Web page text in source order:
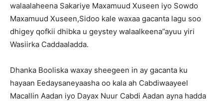
walaalaheena Sakariye Maxamuud Xuseen iyo Sowdo
Maxamuud Xuseen,Sidoo kale waxaa gacanta lagu soo
dhigey qofkii dhibka u geystey walaalkeena”ayuu yiri
Wasiirka Caddaaladda.
Dhanka Booliska waxay sheegeen in ay gacanta ku
hayaan Eedaysaneyaasha oo kala ah Cabdiwaayeel
Macallin Aadan iyo Dayax Nuur Cabdi Aadan ayna hadda